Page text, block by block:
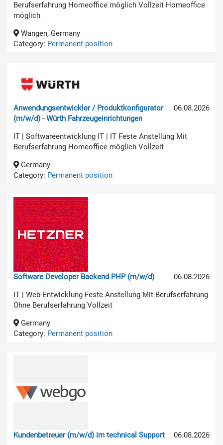
Berufserfahrung Homeoffice möglich Vollzeit Homeoffice
möglich
Wangen, Germany
Category: Permanent position
06.08.2026
Anwendungsentwickler / Produktkonfigurator
(m/w/d) - Würth Fahrzeugeinrichtungen
IT | Softwareentwicklung IT | IT Feste Anstellung Mit
Berufserfahrung Homeoffice möglich Vollzeit
Germany
Category: Permanent position
06.08.2026
Software Developer Backend PHP (m/w/d)
IT | Web-Entwicklung Feste Anstellung Mit Berufserfahrung
Ohne Berufserfahrung Vollzeit
Germany
Category: Permanent position
06.08.2026
Kundenbetreuer (m/w/d) im technical Support